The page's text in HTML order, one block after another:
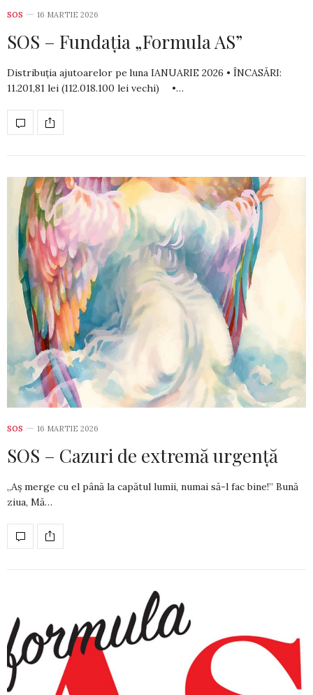
SOS 16 MARTIE 2026
SOS – Fundația „Formula AS”
Distribuția ajutoarelor pe luna IANUARIE 2026 • ÎNCASĂRI:
11.201,81 lei (112.018.100 lei vechi) •…
SOS 16 MARTIE 2026
SOS – Cazuri de extremă urgență
„Aș merge cu el până la capătul lumii, numai să-l fac bine!” Bună
ziua, Mă…